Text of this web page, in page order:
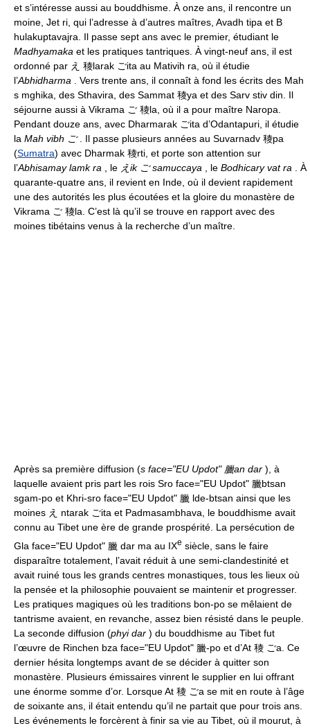
et s’intéresse aussi au bouddhisme. À onze ans, il rencontre un
moine, Jet ri, qui l’adresse à d’autres maîtres, Avadh tipa et B
hulakuptavajra. Il passe sept ans avec le premier, étudiant le
Madhyamaka et les pratiques tantriques. À vingt-neuf ans, il est
ordonné par え 稜larak ごita au Mativih ra, où il étudie
l’Abhidharma . Vers trente ans, il connaît à fond les écrits des Mah
s mghika, des Sthavira, des Sammat 稜ya et des Sarv stiv din. Il
séjourne aussi à Vikrama ご 稜la, où il a pour maître Naropa.
Pendant douze ans, avec Dharmarak ごita d’Odantapuri, il étudie
la Mah vibh ご
. Il passe plusieurs années au Suvarnadv 稜pa
(Sumatra) avec Dharmak 稜rti, et porte son attention sur
l’Abhisamay lamk ra , le えik ご samuccaya , le Bodhicary vat ra . À
quarante-quatre ans, il revient en Inde, où il devient rapidement
une des autorités les plus écoutées et la gloire du monastère de
Vikrama ご 稜la. C’est là qu’il se trouve en rapport avec des
moines tibétains venus à la recherche d’un maître.
Après sa première diffusion (s face="EU Updot" 臘an dar ), à
laquelle avaient pris part les rois Sro face="EU Updot" 臘btsan
sgam-po et Khri-sro face="EU Updot" 臘 lde-btsan ainsi que les
moines え ntarak ごita et Padmasambhava, le bouddhisme avait
connu au Tibet une ère de grande prospérité. La persécution de
Gla face="EU Updot" 臘 dar ma au IXe siècle, sans le faire
disparaître totalement, l’avait réduit à une semi-clandestinité et
avait ruiné tous les grands centres monastiques, tous les lieux où
la pensée et la philosophie pouvaient se maintenir et progresser.
Les pratiques magiques où les traditions bon-po se mêlaient de
tantrisme avaient, en revanche, assez bien résisté dans le peuple.
La seconde diffusion (phyi dar ) du bouddhisme au Tibet fut
l’œuvre de Rinchen bza face="EU Updot" 臘-po et d’At 稜 ごa. Ce
dernier hésita longtemps avant de se décider à quitter son
monastère. Plusieurs émissaires vinrent le supplier en lui offrant
une énorme somme d’or. Lorsque At 稜 ごa se mit en route à l’âge
de soixante ans, il était entendu qu’il ne partait que pour trois ans.
Les événements le forcèrent à finir sa vie au Tibet, où il mourut, à